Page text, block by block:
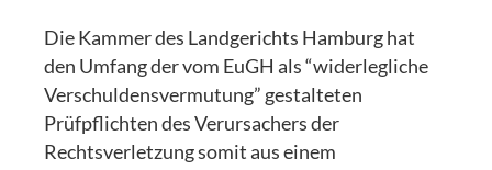
Die Kammer des Landgerichts Hamburg hat
den Umfang der vom EuGH als “widerlegliche
Verschuldensvermutung” gestalteten
Prüfpflichten des Verursachers der
Rechtsverletzung somit aus einem